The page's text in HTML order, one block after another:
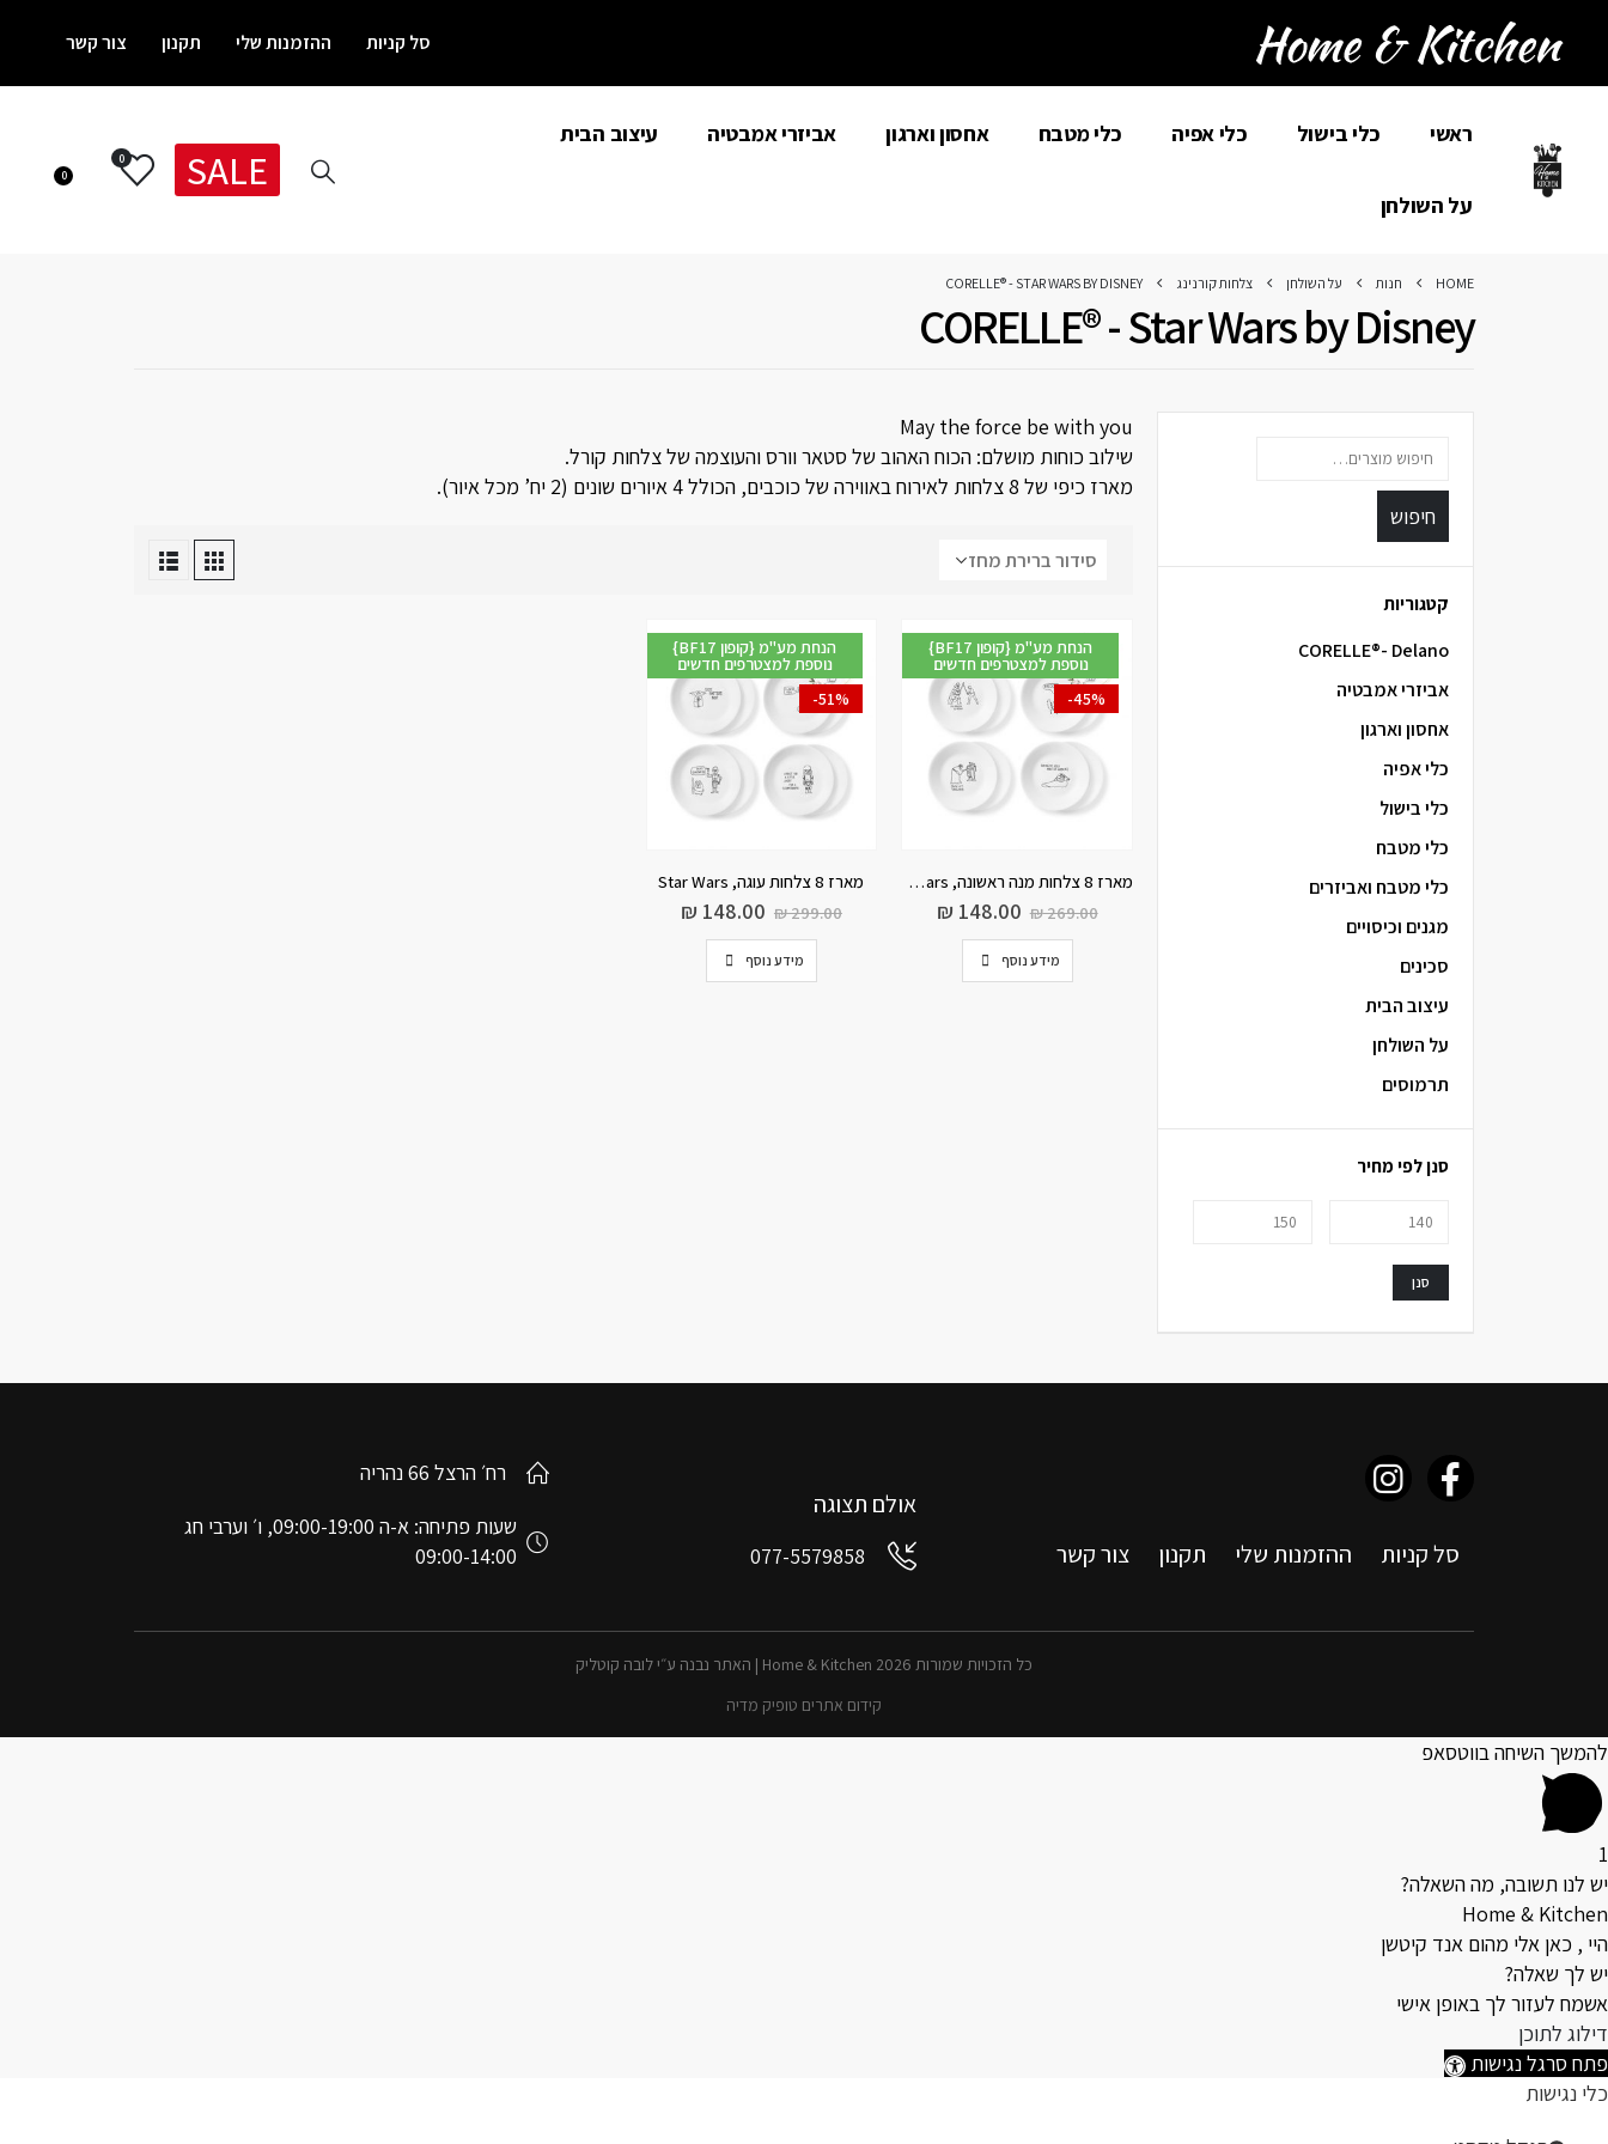
סל קניות ההזמנות שלי תקנון צור קשר
ראשי כלי בישול כלי אפיה כלי מטבח אחסון וארגון אביזרי אמבטיה עיצוב הבית
על השולחן
SALE
0
0
HOME חנות על השולחן צלחות קורנינג CORELLE® - STAR WARS BY DISNEY
CORELLE® - Star Wars by Disney
May the force be with you
שילוב כוחות מושלם: הכוח האהוב של סטאר וורס והעוצמה של צלחות קורל.
מארז כיפי של 8 צלחות לאירוח באווירה של כוכבים, הכולל 4 איורים שונים (2 יח’ מכל איור).
{BF17 קופון} הנחת מע"מ
נוספת למצטרפים חדשים
-45%
מארז 8 צלחות מנה ראשונה, Star Wars
₪269.00
₪ 148.00
מידע נוסף
{BF17 קופון} הנחת מע"מ
נוספת למצטרפים חדשים
-51%
מארז 8 צלחות עוגה, Star Wars
₪299.00
₪ 148.00
מידע נוסף
חיפוש
קטגוריות
CORELLE®- Delano
אביזרי אמבטיה
אחסון וארגון
כלי אפיה
כלי בישול
כלי מטבח
כלי מטבח ואביזרים
מגנים וכיסויים
סכינים
עיצוב הבית
על השולחן
תרמוסים
סנן לפי מחיר
סנן
סל קניות ההזמנות שלי תקנון צור קשר
אולם תצוגה
077-5579858
רח׳ הרצל 66 נהריה
שעות פתיחה: א-ה 09:00-19:00, ו׳ וערבי חג
09:00-14:00
כל הזכויות שמורות 2026 Home & Kitchen | האתר נבנה ע״י לובה קוטליק
קידום אתרים טופיק מדיה
להמשך השיחה בווטסאפ
1
יש לנו תשובה, מה השאלה?
Home & Kitchen
היי , כאן אלי מהום אנד קיטשן
יש לך שאלה?
אשמח לעזור לך באופן אישי
דילוג לתוכן
פתח סרגל נגישות
כלי נגישות